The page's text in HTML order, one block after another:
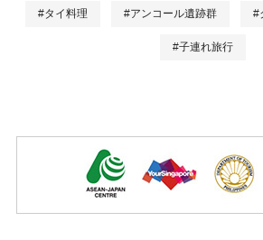
#タイ料理 #アンコール遺跡群 #
#子連れ旅行